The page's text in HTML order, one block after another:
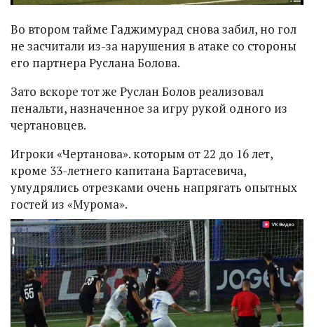
Во втором тайме Гаджимурад снова забил, но гол
не засчитали из-за нарушения в атаке со стороны
его партнера Руслана Болова.
Зато вскоре тот же Руслан Болов реализовал
пенальти, назначенное за игру рукой одного из
чертановцев.
Игроки «Чертанова». которым от 22 до 16 лет,
кроме 33-летнего капитана Бартасевича,
умудрялись отрезками очень напрягать опытных
гостей из «Мурома».